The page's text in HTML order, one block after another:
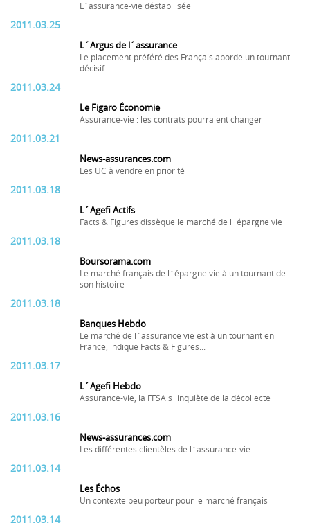
L´assurance-vie déstabilisée
2011.03.25
L´Argus de l´assurance
Le placement préféré des Français aborde un tournant
décisif
2011.03.24
Le Figaro Économie
Assurance-vie : les contrats pourraient changer
2011.03.21
News-assurances.com
Les UC à vendre en priorité
2011.03.18
L´Agefi Actifs
Facts & Figures dissèque le marché de l´épargne vie
2011.03.18
Boursorama.com
Le marché français de l´épargne vie à un tournant de
son histoire
2011.03.18
Banques Hebdo
Le marché de l´assurance vie est à un tournant en
France, indique Facts & Figures...
2011.03.17
L´Agefi Hebdo
Assurance-vie, la FFSA s´inquiète de la décollecte
2011.03.16
News-assurances.com
Les différentes clientèles de l´assurance-vie
2011.03.14
Les Échos
Un contexte peu porteur pour le marché français
2011.03.14